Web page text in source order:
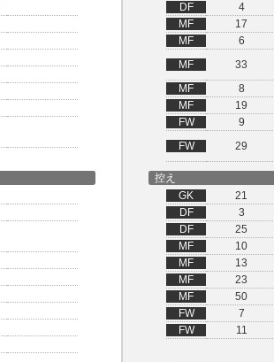
DF
4
MF
17
MF
6
MF
33
MF
8
MF
19
FW
9
FW
29
控え
GK
21
DF
3
DF
25
MF
10
MF
13
MF
23
MF
50
FW
7
FW
11